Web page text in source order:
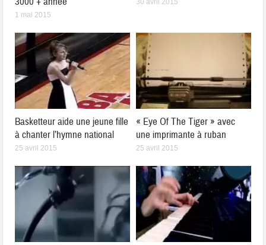
1 mai 2015
30 avril 2015
Basketteur aide une jeune fille
à chanter l’hymne national
25 avril 2015
« Eye Of The Tiger » avec
une imprimante à ruban
25 avril 2015